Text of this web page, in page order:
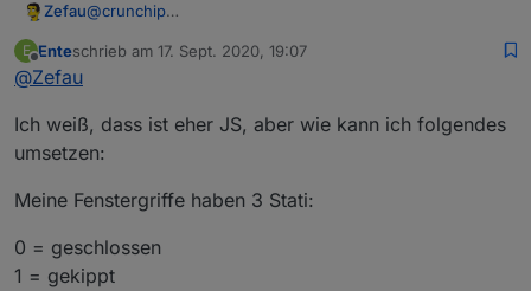
@ Zefausagte injarvis - just another remarkable vis
ausgelesen. Nur ist die Liste der Gewerke in
Spoiler
Zefau@crunchip
https://github.com/Zefau/ioBroker.jarvis/issues/79
E
Offline
Enteschrieb am 17. Sept. 2020, 19:07
zuletzt editiert von
@Zefau
Ich weiß, dass ist eher JS, aber wie kann ich folgendes
umsetzen:
Meine Fenstergriffe haben 3 Stati:
0 = geschlossen
1 = gekippt